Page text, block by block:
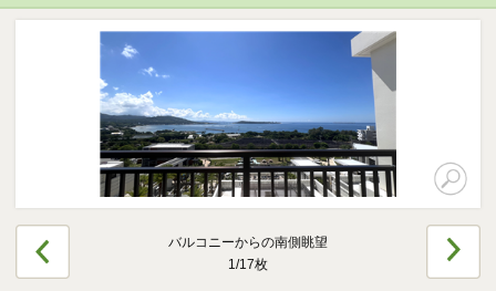
バルコニーからの南側眺望
1/17枚
ホテルコンドミニアム
所有するリゾートから
活用するリゾートへ
事業用不動産サービス
（ホテル・旅館／保養所等）
海外事業（ハワイ）
海外事業（フィリピン）